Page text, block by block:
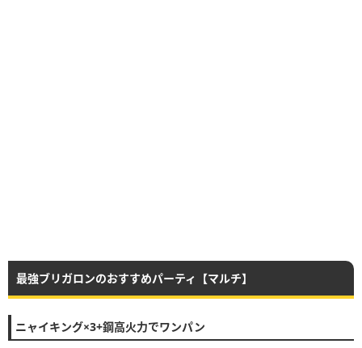
最強ブリガロンのおすすめパーティ【マルチ】
ニャイキング×3+鋼高火力でワンパン